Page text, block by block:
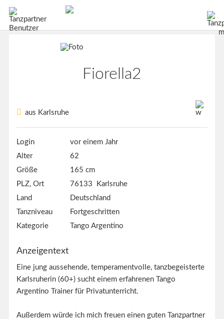
Fiorella2
aus Karlsruhe
Login
vor einem Jahr
Alter
62
Größe
165 cm
PLZ, Ort
76133 Karlsruhe
Land
Deutschland
Tanzniveau
Fortgeschritten
Kategorie
Tango Argentino
Anzeigentext
Eine jung aussehende, temperamentvolle, tanzbegeisterte
Karlsruherin (60+) sucht einem erfahrenen Tango
Argentino Trainer für Privatunterricht.
Außerdem würde ich mich freuen einen guten Tanzpartner